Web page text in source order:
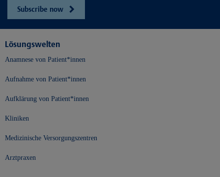
Subscribe now
Lösungswelten
Anamnese von Patient*innen
Aufnahme von Patient*innen
Aufklärung von Patient*innen
Kliniken
Medizinische Versorgungszentren
Arztpraxen